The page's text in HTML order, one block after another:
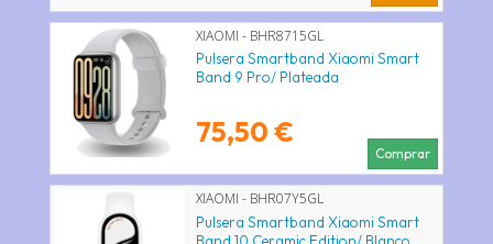
XIAOMI - BHR8715GL
Pulsera Smartband Xiaomi Smart
Band 9 Pro/ Plateada
75,50 €
Comprar
XIAOMI - BHR07Y5GL
Pulsera Smartband Xiaomi Smart